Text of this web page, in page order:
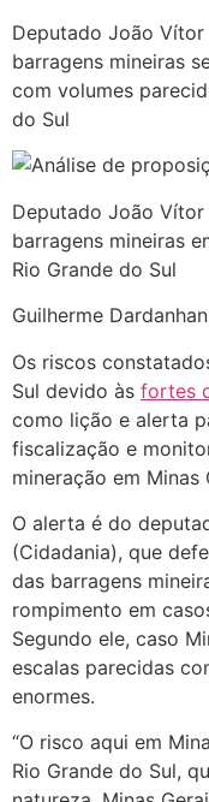
Deputado João
barragens mineiras
com volumes
do Sul
Deputado João
barragens mineiras
Rio Grande do Sul
Guilherme Dardanhan
Os riscos
Sul devido às fortes
como lição e alerta
fiscalização e
mineração em Minas
O alerta é do
(Cidadania), que
das barragens
rompimento em
Segundo ele, caso
escalas parecidas
enormes.
“O risco aqui em
Rio Grande do Sul,